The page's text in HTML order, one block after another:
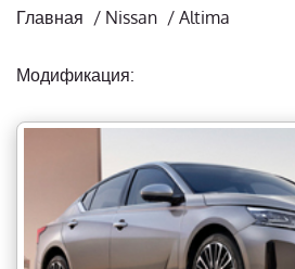
Главная / Nissan / Altima
Модификация: